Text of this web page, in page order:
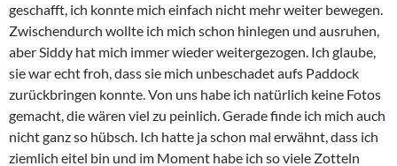
geschafft, ich konnte mich einfach nicht mehr weiter bewegen.
Zwischendurch wollte ich mich schon hinlegen und ausruhen,
aber Siddy hat mich immer wieder weitergezogen. Ich glaube,
sie war echt froh, dass sie mich unbeschadet aufs Paddock
zurückbringen konnte. Von uns habe ich natürlich keine Fotos
gemacht, die wären viel zu peinlich. Gerade finde ich mich auch
nicht ganz so hübsch. Ich hatte ja schon mal erwähnt, dass ich
ziemlich eitel bin und im Moment habe ich so viele Zotteln